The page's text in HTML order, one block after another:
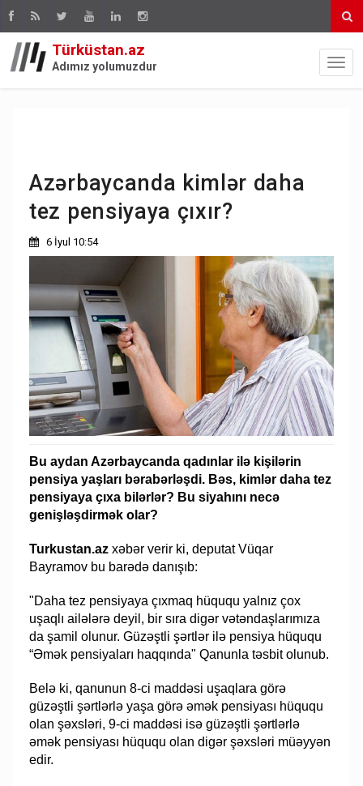
Türküstan.az
Adımız yolumuzdur
Azərbaycanda kimlər daha
tez pensiyaya çıxır?
6 İyul 10:54
Bu aydan Azərbaycanda qadınlar ilə kişilərin
pensiya yaşları bərabərləşdi. Bəs, kimlər daha tez
pensiyaya çıxa bilərlər? Bu siyahını necə
genişləşdirmək olar?
Turkustan.az xəbər verir ki, deputat Vüqar
Bayramov bu barədə danışıb:
"Daha tez pensiyaya çıxmaq hüququ yalnız çox
uşaqlı ailələrə deyil, bir sıra digər vətəndaşlarımıza
da şamil olunur. Güzəştli şərtlər ilə pensiya hüququ
“Əmək pensiyaları haqqında" Qanunla təsbit olunub.
Belə ki, qanunun 8-ci maddəsi uşaqlara görə
güzəştli şərtlərlə yaşa görə əmək pensiyası hüququ
olan şəxsləri, 9-ci maddəsi isə güzəştli şərtlərlə
əmək pensiyası hüququ olan digər şəxsləri müəyyən
edir.